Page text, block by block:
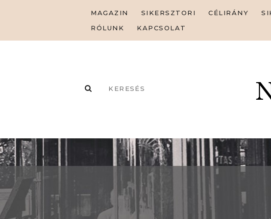
MAGAZIN SIKERSZTORI CÉLIRÁNY
RÓLUNK
KAPCSOLAT